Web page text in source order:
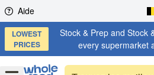
Skip to content
Aide
LOWEST
PRICES
Stock & Prep and Stock
every supermarket